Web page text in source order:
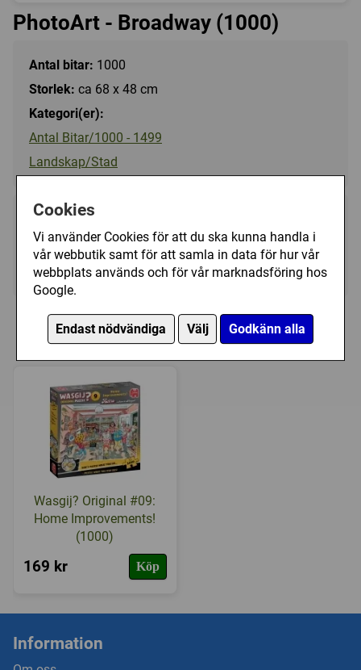
Cookies
Vi använder Cookies för att du ska kunna handla i
vår webbutik samt för att samla in data för hur vår
webbplats används och för vår marknadsföring hos
Google.
Endast nödvändiga Välj Godkänn alla
PhotoArt - Broadway (1000)
Antal bitar: 1000
Storlek: ca 68 x 48 cm
Kategori(er):
Antal Bitar/1000 - 1499
Landskap/Stad
99 kr Utgått
Ej tillgänglig
Personer som har köpt PhotoArt -
Broadway (1000) har också köpt
Wasgij? Original #09:
Home Improvements!
(1000)
169 kr Köp
Information